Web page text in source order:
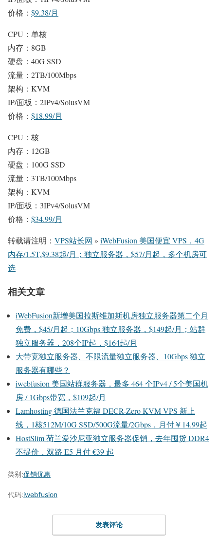
价格： $9.38/月
CPU：单核
内存：8GB
硬盘：40G SSD
流量：2TB/100Mbps
架构：KVM
IP/面板：2IPv4/SolusVM
价格： $18.99/月
CPU：核
内存：12GB
硬盘：100G SSD
流量：3TB/100Mbps
架构：KVM
IP/面板：3IPv4/SolusVM
价格： $34.99/月
转载请注明： VPS站长网 » iWebFusion 美国便宜 VPS，4G
内存/1.5T,$9.38起/月；独立服务器，$57/月起，多个机房可
选
相关文章
iWebFusion新增美国拉斯维加斯机房独立服务器第二个月
免费，$45/月起；10Gbps 独立服务器，$149起/月；站群
独立服务器，208个IP起，$164起/月
大带宽独立服务器、不限流量独立服务器、10Gbps 独立
服务器有哪些？
iwebfusion 美国站群服务器，最多 464 个IPv4 / 5个美国机
房 / 1Gbps带宽，$109起/月
Lamhosting 德国法兰克福 DECR-Zero KVM VPS 新上
线，1核512M/10G SSD/500G流量/2Gbps，月付￥14.99起
HostSlim 荷兰爱沙尼亚独立服务器促销，去年囤货 DDR4
不提价，双路 E5 月付 €39 起
类别:促销优惠
代码:iwebfusion
发表评论